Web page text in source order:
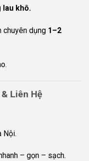
lau khô.
chuyên dụng 1–2
Liên Hệ
Nội.
– gọn – sạch.